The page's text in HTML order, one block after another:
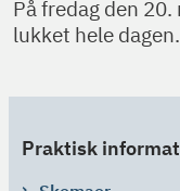
På fredag den
lukket hele dagen.
Praktisk